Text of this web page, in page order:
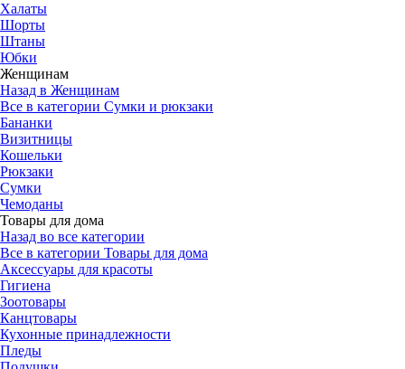
Халаты
Шорты
Штаны
Юбки
Женщинам
Назад в Женщинам
Все в категории Сумки и рюкзаки
Бананки
Визитницы
Кошельки
Рюкзаки
Сумки
Чемоданы
Товары для дома
Назад во все категории
Все в категории Товары для дома
Аксессуары для красоты
Гигиена
Зоотовары
Канцтовары
Кухонные принадлежности
Пледы